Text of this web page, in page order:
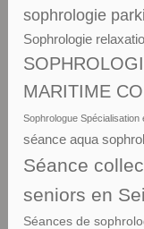
sophrologie
Sophrologie
MARITIME
Sophrologue
séance aqua
Séance
seniors en
Séances de